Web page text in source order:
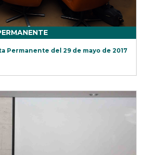
Permanente del 29 de mayo de 2017